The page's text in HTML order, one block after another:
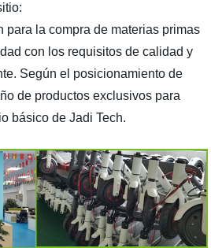
para la compra de materias primas
con los requisitos de calidad y
Según el posicionamiento de
de productos exclusivos para
básico de Jadi Tech.